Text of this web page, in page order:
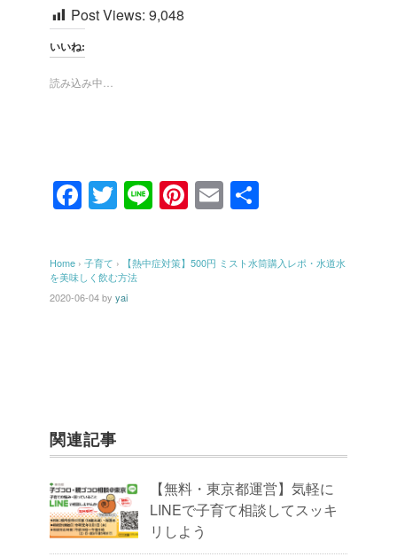
Post Views: 9,048
いいね:
読み込み中…
F
c
e
b
T
tt
er
Li
e
Pi
er
e
E
ail
Home › 子育て ›
【熱中症対策】500円 ミスト水筒購入レポ・水道水
を美味しく飲む方法
2020-06-04by yai
関連記事
【無料・東京都運営】気軽に
LINEで子育て相談してスッキ
リしよう